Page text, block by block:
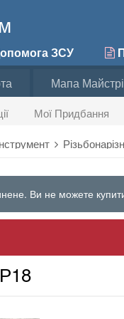
ЗСУ
Мої Придбання
Мапа
Ви не можете